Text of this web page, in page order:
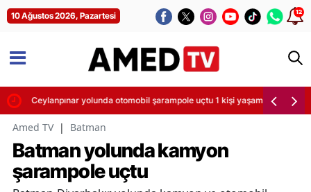
10 Ağustos 2026, Pazartesi 12
Ceylanpınar yolunda otomobil şarampole uçtu 1 kişi yaşamını yitirdi
Amed TV | Batman
Batman yolunda kamyon
şarampole uçtu